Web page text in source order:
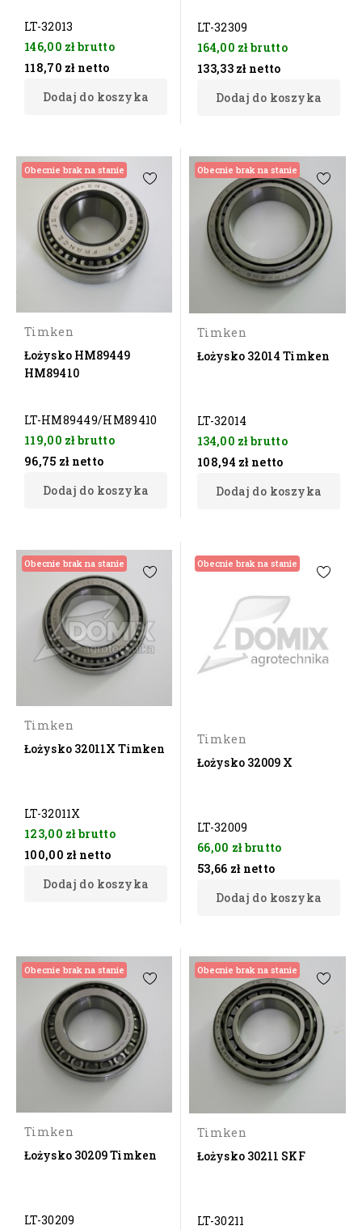
LT-32013
146,00 złbrutto
118,70 zł netto
Dodaj do koszyka
LT-32309
164,00 złbrutto
133,33 zł netto
Dodaj do koszyka
Obecnie brak na stanie
Timken
Łożysko HM89449
HM89410
LT-HM89449/HM89410
119,00 złbrutto
96,75 zł netto
Dodaj do koszyka
Obecnie brak na stanie
Timken
Łożysko 32014 Timken
LT-32014
134,00 złbrutto
108,94 zł netto
Dodaj do koszyka
Obecnie brak na stanie
Timken
Łożysko 32011X Timken
LT-32011X
123,00 złbrutto
100,00 zł netto
Dodaj do koszyka
Obecnie brak na stanie
Timken
Łożysko 32009 X
LT-32009
66,00 złbrutto
53,66 zł netto
Dodaj do koszyka
Obecnie brak na stanie
Timken
Łożysko 30209 Timken
LT-30209
Obecnie brak na stanie
Timken
Łożysko 30211 SKF
LT-30211